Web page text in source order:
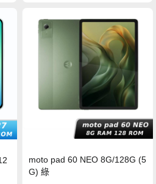
moto pad 60 NEO 8G/128G (5
G) 綠